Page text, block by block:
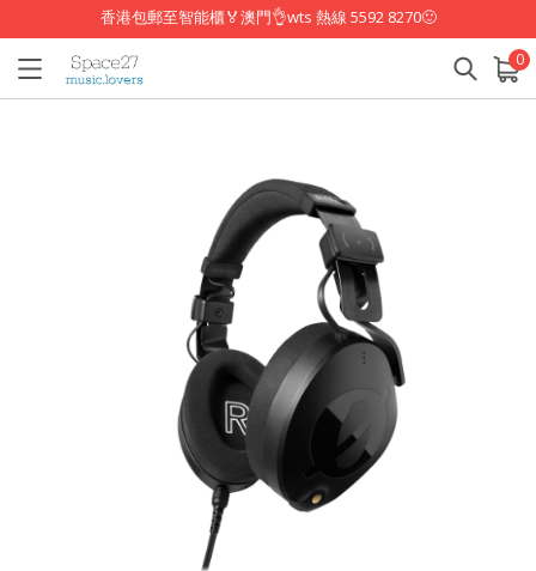
香港包郵至智能櫃🏅澳門👌wts 熱線 5592 8270🙂
0
已加入購物車 查看